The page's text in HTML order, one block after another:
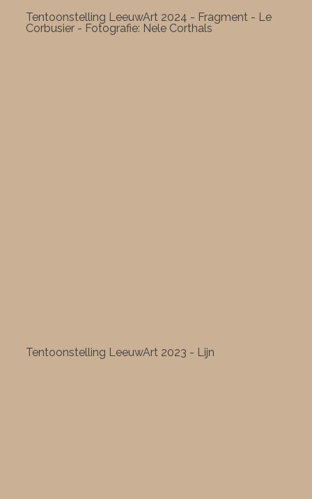
Tentoonstelling LeeuwArt 2024 - Fragment - Le
Corbusier - Fotografie: Nele Corthals
Tentoonstelling LeeuwArt 2023 - Lijn